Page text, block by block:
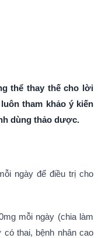
thể thay thế cho lời
tham khảo ý kiến
dùng thảo dược.
ngày để điều trị cho
mỗi ngày (chia làm
có thai, bệnh nhân cao